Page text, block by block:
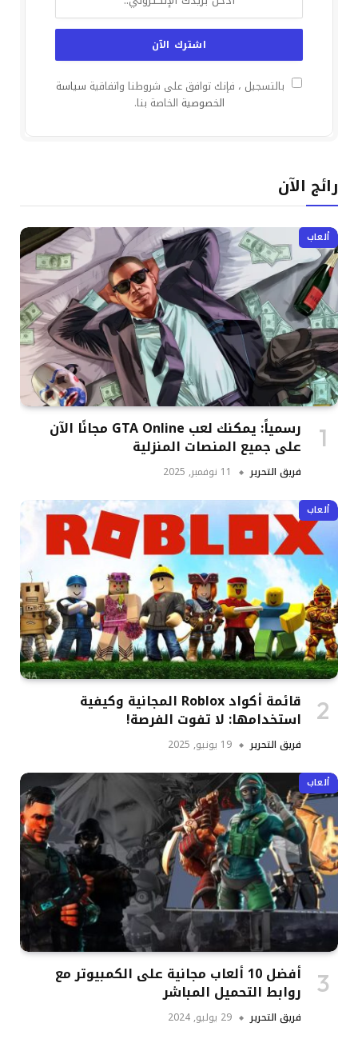
بالتسجيل ، فإنك توافق على شروطنا واتفاقية سياسة
الخصوصية الخاصة بنا.
رائج الآن
ألعاب
رسمياً: يمكنك لعب GTA Online مجانًا الآن
على جميع المنصات المنزلية
فريق التحرير 11 نوفمبر, 2025
ألعاب
قائمة أكواد Roblox المجانية وكيفية
استخدامها: لا تفوت الفرصة!
فريق التحرير 19 يونيو, 2025
ألعاب
أفضل 10 ألعاب مجانية على الكمبيوتر مع
روابط التحميل المباشر
فريق التحرير 29 يوليو, 2024